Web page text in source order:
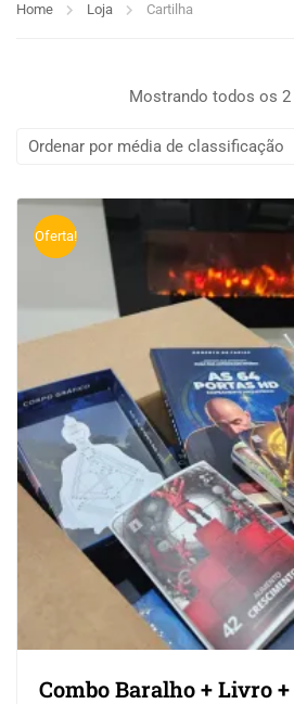
Home Loja Cartilha
Mostrando todos os
Oferta!
Combo Baralho + Livro